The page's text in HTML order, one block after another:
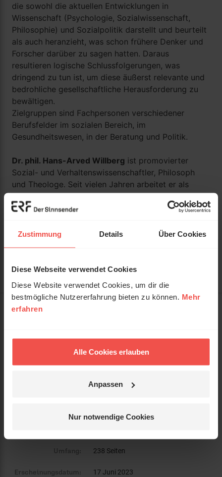
Zustimmung Details Über Cookies
Diese Webseite verwendet Cookies
Diese Website verwendet Cookies, um dir die
bestmögliche Nutzererfahrung bieten zu können. Mehr
erfahren
Alle Cookies erlauben
Anpassen
Nur notwendige Cookies
die sowohl die aktuellen Entwicklungen in
Wissenschaft (Psychologie, Sozialwissenschaft,
Philosophie) und Sozialpolitik darstellt und beurteilt
als auch heranzieht, was schon frühere Denker und
Forscher darüber zu sagen hatten. Daraus
resultieren logische Schlussfolgerungen, was
dringend zu tun ist, um diese äußerst relevante und
bedrohliche gesellschaftliche Herausforderung zu
bewältigen.
Zielgruppen sind Fachpersonen verschiedener
Berufsfelder im sozialen Bereich, im
Gesundheitswesen, in der Beratung und Politik.
Dr. phil. Hans-Arved Willberg ist promovierter
Sozial- und Verhaltenswissenschaftler, Philosoph
und Theologe. Seit vielen Jahren arbeitet er als
Praktiker in Seelsorge, psychologischer Beratung,
Coaching und Seelsorgeausbildung. Er hat die
Therapie (AKST) entwickelt und betätigt sich als
(FISG) .
Ein interdisziplinärer Überblick mit
Impulsen für Praxis und Politik
Hans-Arved Willberg
238 Seiten
Erscheinungsdatum: 17 Juni 2023